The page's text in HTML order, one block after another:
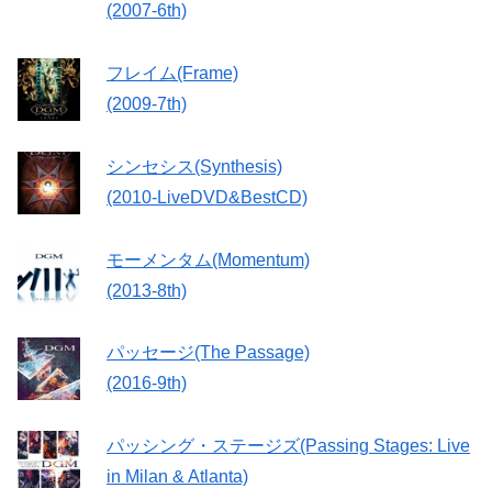
(2007-6th)
フレイム(Frame)
(2009-7th)
シンセシス(Synthesis)
(2010-LiveDVD&BestCD)
モーメンタム(Momentum)
(2013-8th)
パッセージ(The Passage)
(2016-9th)
パッシング・ステージズ(Passing Stages: Live
in Milan & Atlanta)